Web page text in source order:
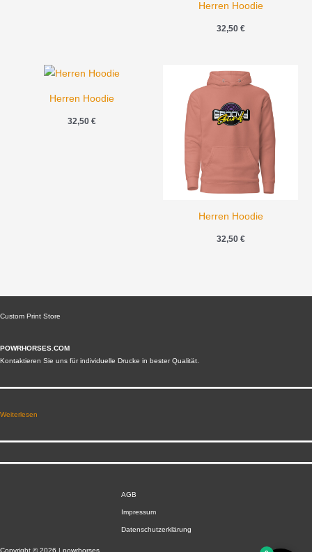
Herren Hoodie
32,50 €
Herren Hoodie
32,50 €
Herren Hoodie
32,50 €
Custom Print Store
POWRHORSES.COM
Kontaktieren Sie uns für individuelle Drucke in bester Qualität.
Weiterlesen
AGB
Impressum
Datenschutzerklärung